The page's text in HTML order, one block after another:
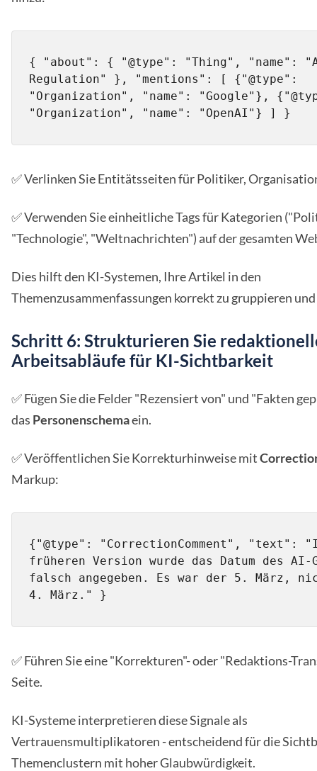
{ "about": { "@type": "Thing", "name":
Regulation" }, "mentions": [ {"@type":
"Organization", "name": "Google"},
"Organization", "name": "OpenAI"} ] }
✅ Verlinken Sie Entitätsseiten für Politiker,
✅ Verwenden Sie einheitliche Tags für Kategorien
"Technologie", "Weltnachrichten") auf der gesamten
Dies hilft den KI-Systemen, Ihre Artikel in den
Themenzusammenfassungen korrekt zu gruppieren
Schritt 6: Strukturieren Sie
Arbeitsabläufe für KI-Sichtbarkeit
✅ Fügen Sie die Felder "Rezensiert von" und "Fakten
das Personenschemaein.
✅ Veröffentlichen Sie Korrekturhinweise mit
Markup:
{"@type": "CorrectionComment", "text":
früheren Version wurde das Datum des
falsch angegeben. Es war der 5. März,
4. März." }
✅ Führen Sie eine "Korrekturen"- oder "Redaktions-
Seite.
KI-Systeme interpretieren diese Signale als
Vertrauensmultiplikatoren - entscheidend für die
Themenclustern mit hoher Glaubwürdigkeit.